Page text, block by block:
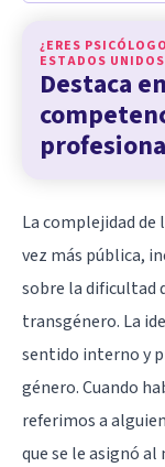
¿ERES
ESTADOS UNIDOS
Destaca
La complejidad de
vez más pública,
sobre la dificultad
transgénero. La
sentido interno y
género. Cuando
referimos a
que se le asignó al